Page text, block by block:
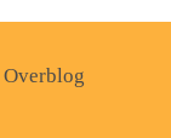
Overblog